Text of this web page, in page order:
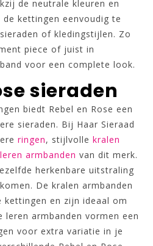
de neutrale kleuren en
kettingen eenvoudig te
of kledingstijlen. Zo
piece of juist in
voor een complete look.
sieraden
biedt Rebel en Rose een
sieraden. Bij Haar Sieraad
ringen, stijlvolle kralen
leren armbanden van dit merk.
herkenbare uitstraling
De kralen armbanden
en zijn ideaal om
leren armbanden vormen een
voor extra variatie in je